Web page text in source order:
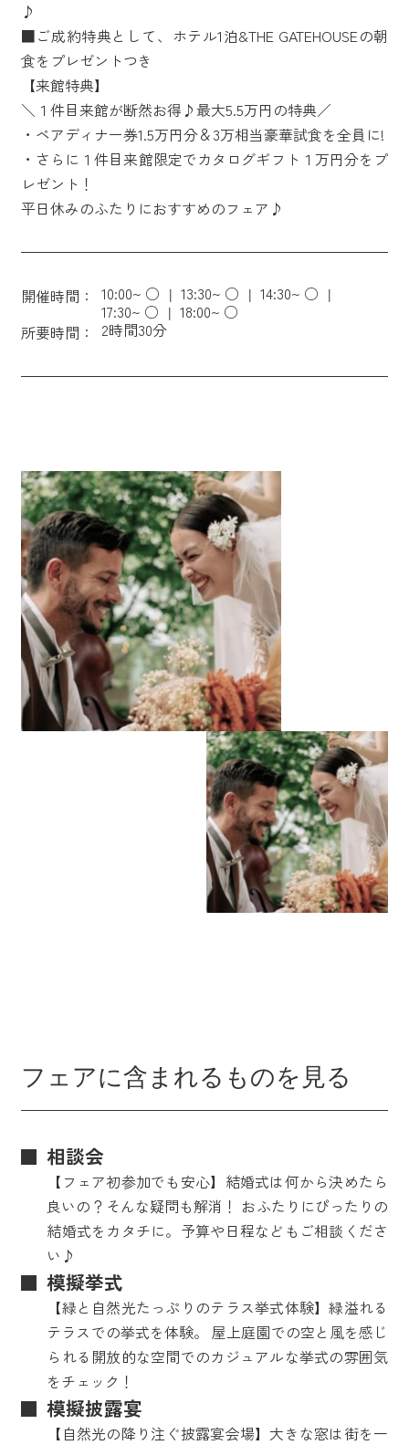
♪
■ご成約特典として、ホテル1泊&THE GATEHOUSEの朝
食をプレゼントつき
【来館特典】
＼１件目来館が断然お得♪最大5.5万円の特典／
・ペアディナー券1.5万円分＆3万相当豪華試食を全員に!
・さらに１件目来館限定でカタログギフト１万円分をプ
レゼント！
平日休みのふたりにおすすめのフェア♪
開催時間： 10:00~ ○ 13:30~ ○
14:30~ ○
17:30~ ○
18:00~ ○
所要時間：
2時間30分
フェアに含まれるものを見る
相談会
【フェア初参加でも安心】結婚式は何から決めたら
良いの？そんな疑問も解消！ おふたりにぴったりの
結婚式をカタチに。予算や日程などもご相談くださ
い♪
模擬挙式
【緑と自然光たっぷりのテラス挙式体験】緑溢れる
テラスでの挙式を体験。 屋上庭園での空と風を感じ
られる開放的な空間でのカジュアルな挙式の雰囲気
をチェック！
模擬披露宴
【自然光の降り注ぐ披露宴会場】大きな窓は街を一